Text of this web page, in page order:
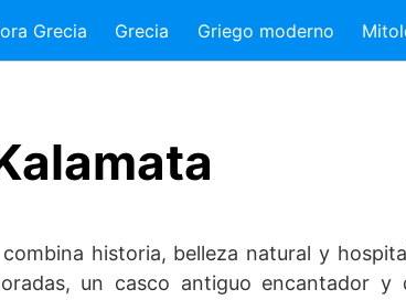
Grecia Grecia Griego moderno
historia, belleza natural y
un casco antiguo encantador y